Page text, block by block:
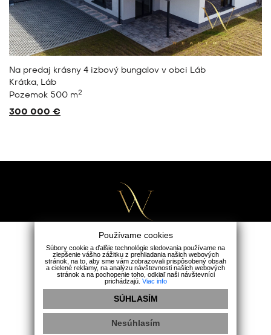
Na predaj krásny 4 izbový bungalov v obci Láb
Krátka, Láb
Pozemok 500 m2
300 000 €
Wealth Group
Holubia 5482/1A, 90301 Senec
+421 911 165 163
office@wealthgroup.sk
Ochrana osobných údajov
Používame cookies
Súbory cookie a ďalšie technológie sledovania používame na
zlepšenie vášho zážitku z prehliadania našich webových
stránok, na to, aby sme vám zobrazovali prispôsobený obsah
a cielené reklamy, na analýzu návštevnosti našich webových
stránok a na pochopenie toho, odkiaľ naši návštevníci
prichádzajú. Viac info
SÚHLASÍM
Nesúhlasím